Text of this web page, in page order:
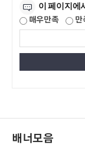
이 페이지에
매우만족 만
배너모음